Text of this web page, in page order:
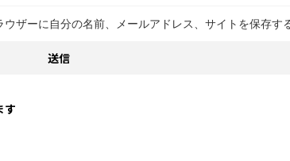
ザーに自分の名前、メールアドレス、サイトを保存する
す